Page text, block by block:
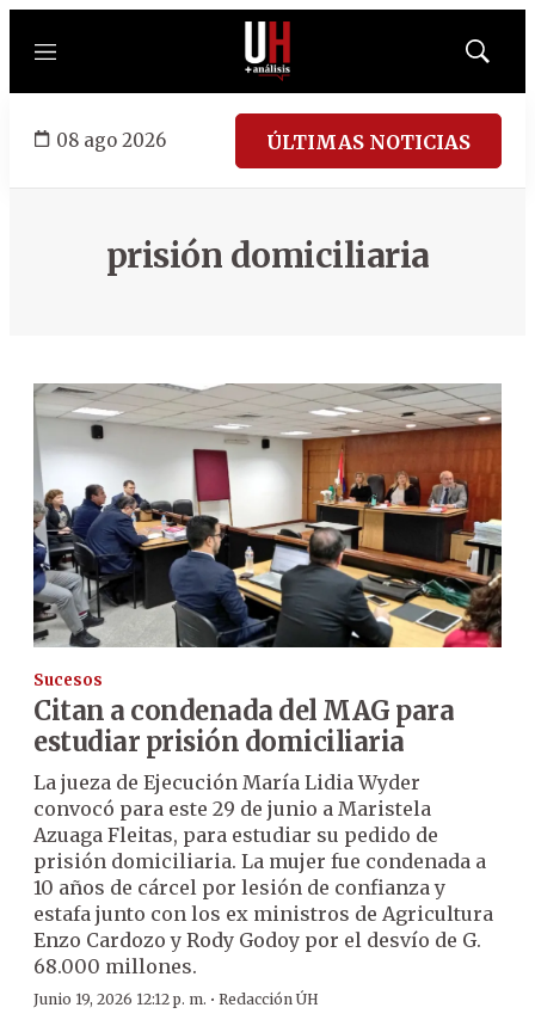
Menú
Mostrar
08 ago 2026 ÚLTIMAS NOTICIAS
prisión domiciliaria
Sucesos
Citan a condenada del MAG para
estudiar prisión domiciliaria
La jueza de Ejecución María Lidia Wyder
convocó para este 29 de junio a Maristela
Azuaga Fleitas, para estudiar su pedido de
prisión domiciliaria. La mujer fue condenada a
10 años de cárcel por lesión de confianza y
estafa junto con los ex ministros de Agricultura
Enzo Cardozo y Rody Godoy por el desvío de G.
68.000 millones.
Junio 19, 2026 12:12 p. m. · Redacción ÚH